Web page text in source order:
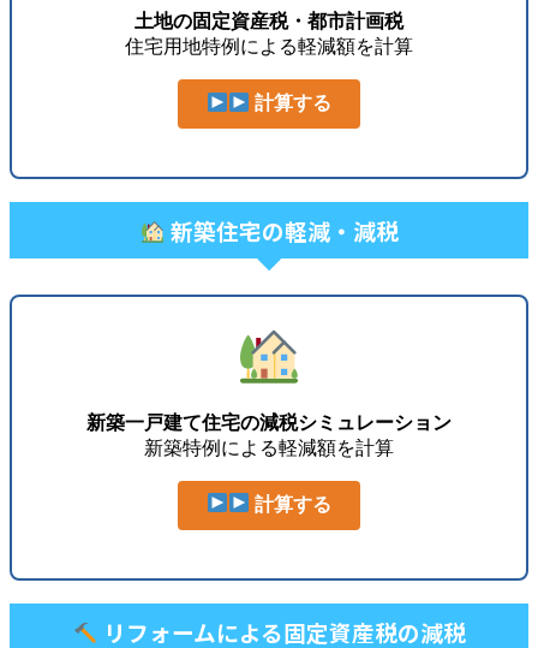
土地の固定資産税・都市計画税
住宅用地特例による軽減額を計算
計算する
新築住宅の軽減・減税
新築一戸建て住宅の減税シミュレーション
新築特例による軽減額を計算
計算する
リフォームによる固定資産税の減税